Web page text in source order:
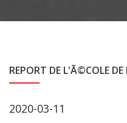
REPORT DE L'Ã©COLE
2020-03-11